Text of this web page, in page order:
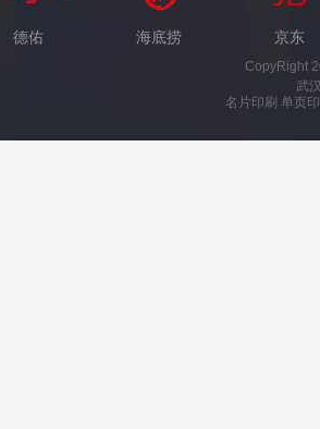
德佑 海底捞 京东
CopyRight
武
名片印刷 单页